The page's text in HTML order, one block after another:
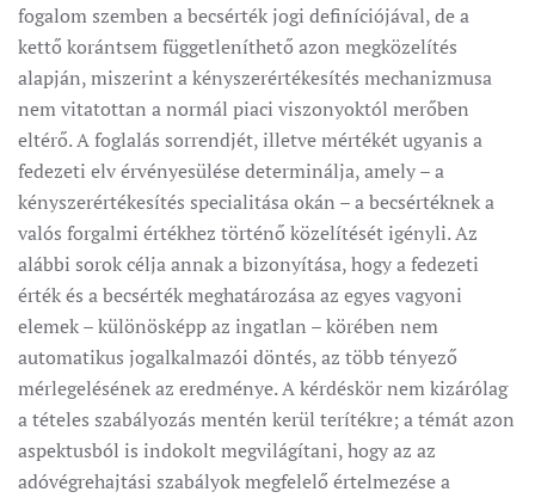
fogalom szemben a becsérték jogi definíciójával, de a
kettő korántsem függetleníthető azon megközelítés
alapján, miszerint a kényszerértékesítés mechanizmusa
nem vitatottan a normál piaci viszonyoktól merőben
eltérő. A foglalás sorrendjét, illetve mértékét ugyanis a
fedezeti elv érvényesülése determinálja, amely – a
kényszerértékesítés specialitása okán – a becsértéknek a
valós forgalmi értékhez történő közelítését igényli. Az
alábbi sorok célja annak a bizonyítása, hogy a fedezeti
érték és a becsérték meghatározása az egyes vagyoni
elemek – különösképp az ingatlan – körében nem
automatikus jogalkalmazói döntés, az több tényező
mérlegelésének az eredménye. A kérdéskör nem kizárólag
a tételes szabályozás mentén kerül terítékre; a témát azon
aspektusból is indokolt megvilágítani, hogy az az
adóvégrehajtási szabályok megfelelő értelmezése a